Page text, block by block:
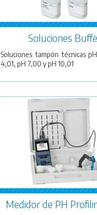
Soluciones
Soluciones tampón técnicas
4,01, pH 7,00 y pH 10,01
Medidor de PH